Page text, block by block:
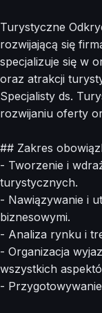
Turystyczne
rozwijającą się
specjalizuje się w
oraz atrakcji
Specjalisty ds.
rozwijaniu oferty
## Zakres
- Tworzenie i
turystycznych.
- Nawiązywanie i
biznesowymi.
- Analiza rynku i
- Organizacja
wszystkich
-